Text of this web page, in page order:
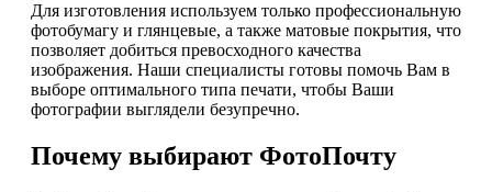
Для изготовления используем только профессиональную
фотобумагу и глянцевые, а также матовые покрытия, что
позволяет добиться превосходного качества
изображения. Наши специалисты готовы помочь Вам в
выборе оптимального типа печати, чтобы Ваши
фотографии выглядели безупречно.
Почему выбирают ФотоПочту